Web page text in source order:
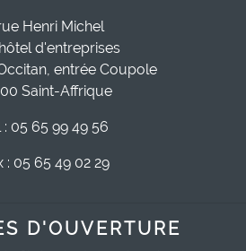
Henri Michel
d'entreprises
entrée Coupole
Saint-Affrique
: 05 65 99 49 56
: 05 65 49 02 29
D'OUVERTURE